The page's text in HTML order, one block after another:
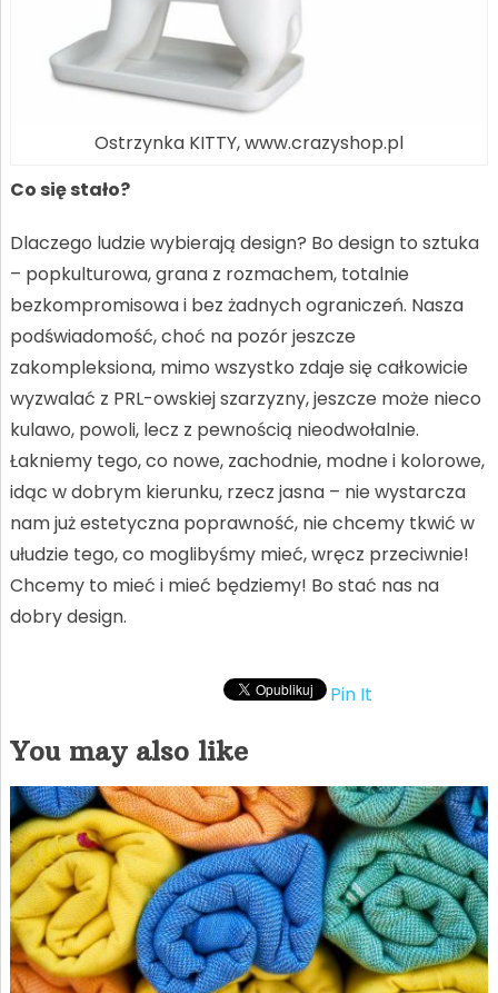
Ostrzynka KITTY, www.crazyshop.pl
Co się stało?
Dlaczego ludzie wybierają design? Bo design to sztuka
– popkulturowa, grana z rozmachem, totalnie
bezkompromisowa i bez żadnych ograniczeń. Nasza
podświadomość, choć na pozór jeszcze
zakompleksiona, mimo wszystko zdaje się całkowicie
wyzwalać z PRL-owskiej szarzyzny, jeszcze może nieco
kulawo, powoli, lecz z pewnością nieodwołalnie.
Łakniemy tego, co nowe, zachodnie, modne i kolorowe,
idąc w dobrym kierunku, rzecz jasna – nie wystarcza
nam już estetyczna poprawność, nie chcemy tkwić w
ułudzie tego, co moglibyśmy mieć, wręcz przeciwnie!
Chcemy to mieć i mieć będziemy! Bo stać nas na
dobry design.
Pin It
You may also like